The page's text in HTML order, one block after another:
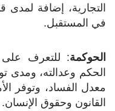
التجارية، إضافة لمدى
في المستقبل.
الحوكمة: للتعرف على
الحكم وعدالته، ومدى
معدل الفساد، وتوفر
القانون وحقوق الإنسان.